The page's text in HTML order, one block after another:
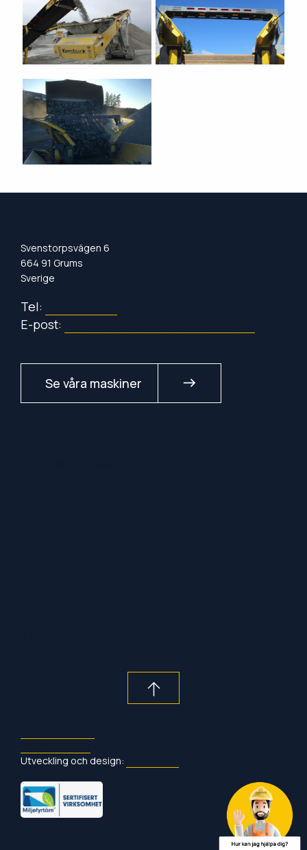
Svenstorpsvägen 6
664 91 Grums
Sverige
Tel:
E-post:
Se våra maskiner east
Utveckling och design: